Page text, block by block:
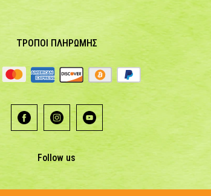
ΤΡΟΠΟΙ ΠΛΗΡΩΜΗΣ
Follow us